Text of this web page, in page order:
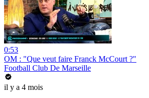
0:53
OM : "Que veut faire Franck McCourt ?"
Football Club De Marseille
il y a 4 mois